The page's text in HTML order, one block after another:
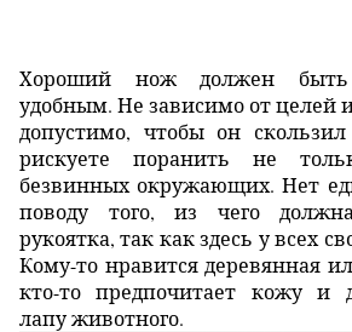
Хороший нож должен быть
удобным. Не зависимо от целей
допустимо, чтобы он
рискуете поранить не
безвинных окружающих. Нет
поводу того, из чего
рукоятка, так как здесь у всех
Кому-то нравится деревянная
кто-то предпочитает кожу и
лапу животного.